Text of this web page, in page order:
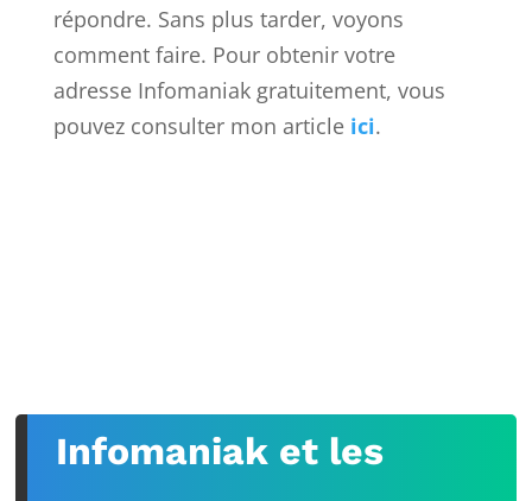
répondre. Sans plus tarder, voyons
comment faire. Pour obtenir votre
adresse Infomaniak gratuitement, vous
pouvez consulter mon article ici.
Infomaniak et les